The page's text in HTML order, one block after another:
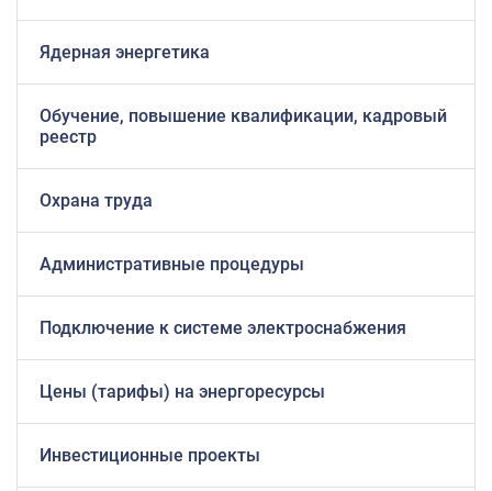
Ядерная энергетика
Обучение, повышение квалификации, кадровый
реестр
Охрана труда
Административные процедуры
Подключение к системе электроснабжения
Цены (тарифы) на энергоресурсы
Инвестиционные проекты